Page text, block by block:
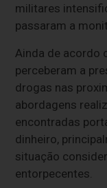
militares
passaram a
Ainda de acordo
perceberam a
drogas nas
abordagens
encontradas
dinheiro,
situação
entorpecentes.